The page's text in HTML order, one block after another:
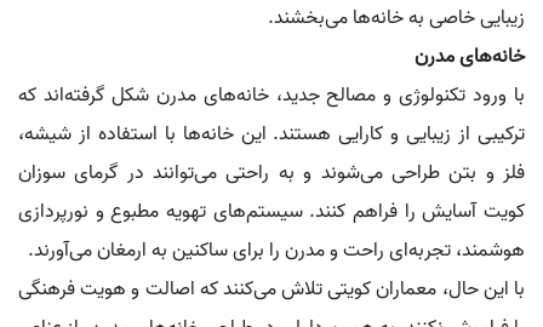
زیبایی خاصی به خانه‌ها می‌بخشند.
خانه‌های مدرن
با ورود تکنولوژی و مصالح جدید، خانه‌های مدرن شکل گرفته‌اند که
ترکیبی از زیبایی و کارایی هستند. این خانه‌ها با استفاده از شیشه،
فلز و بتن طراحی می‌شوند و به راحتی می‌توانند در گرمای سوزان
کویت آسایش را فراهم کنند. سیستم‌های تهویه مطبوع و نورپردازی
هوشمند، تجربه‌ای راحت و مدرن را برای ساکنین به ارمغان می‌آورند.
با این حال، معماران کویتی تلاش می‌کنند که اصالت و هویت فرهنگی